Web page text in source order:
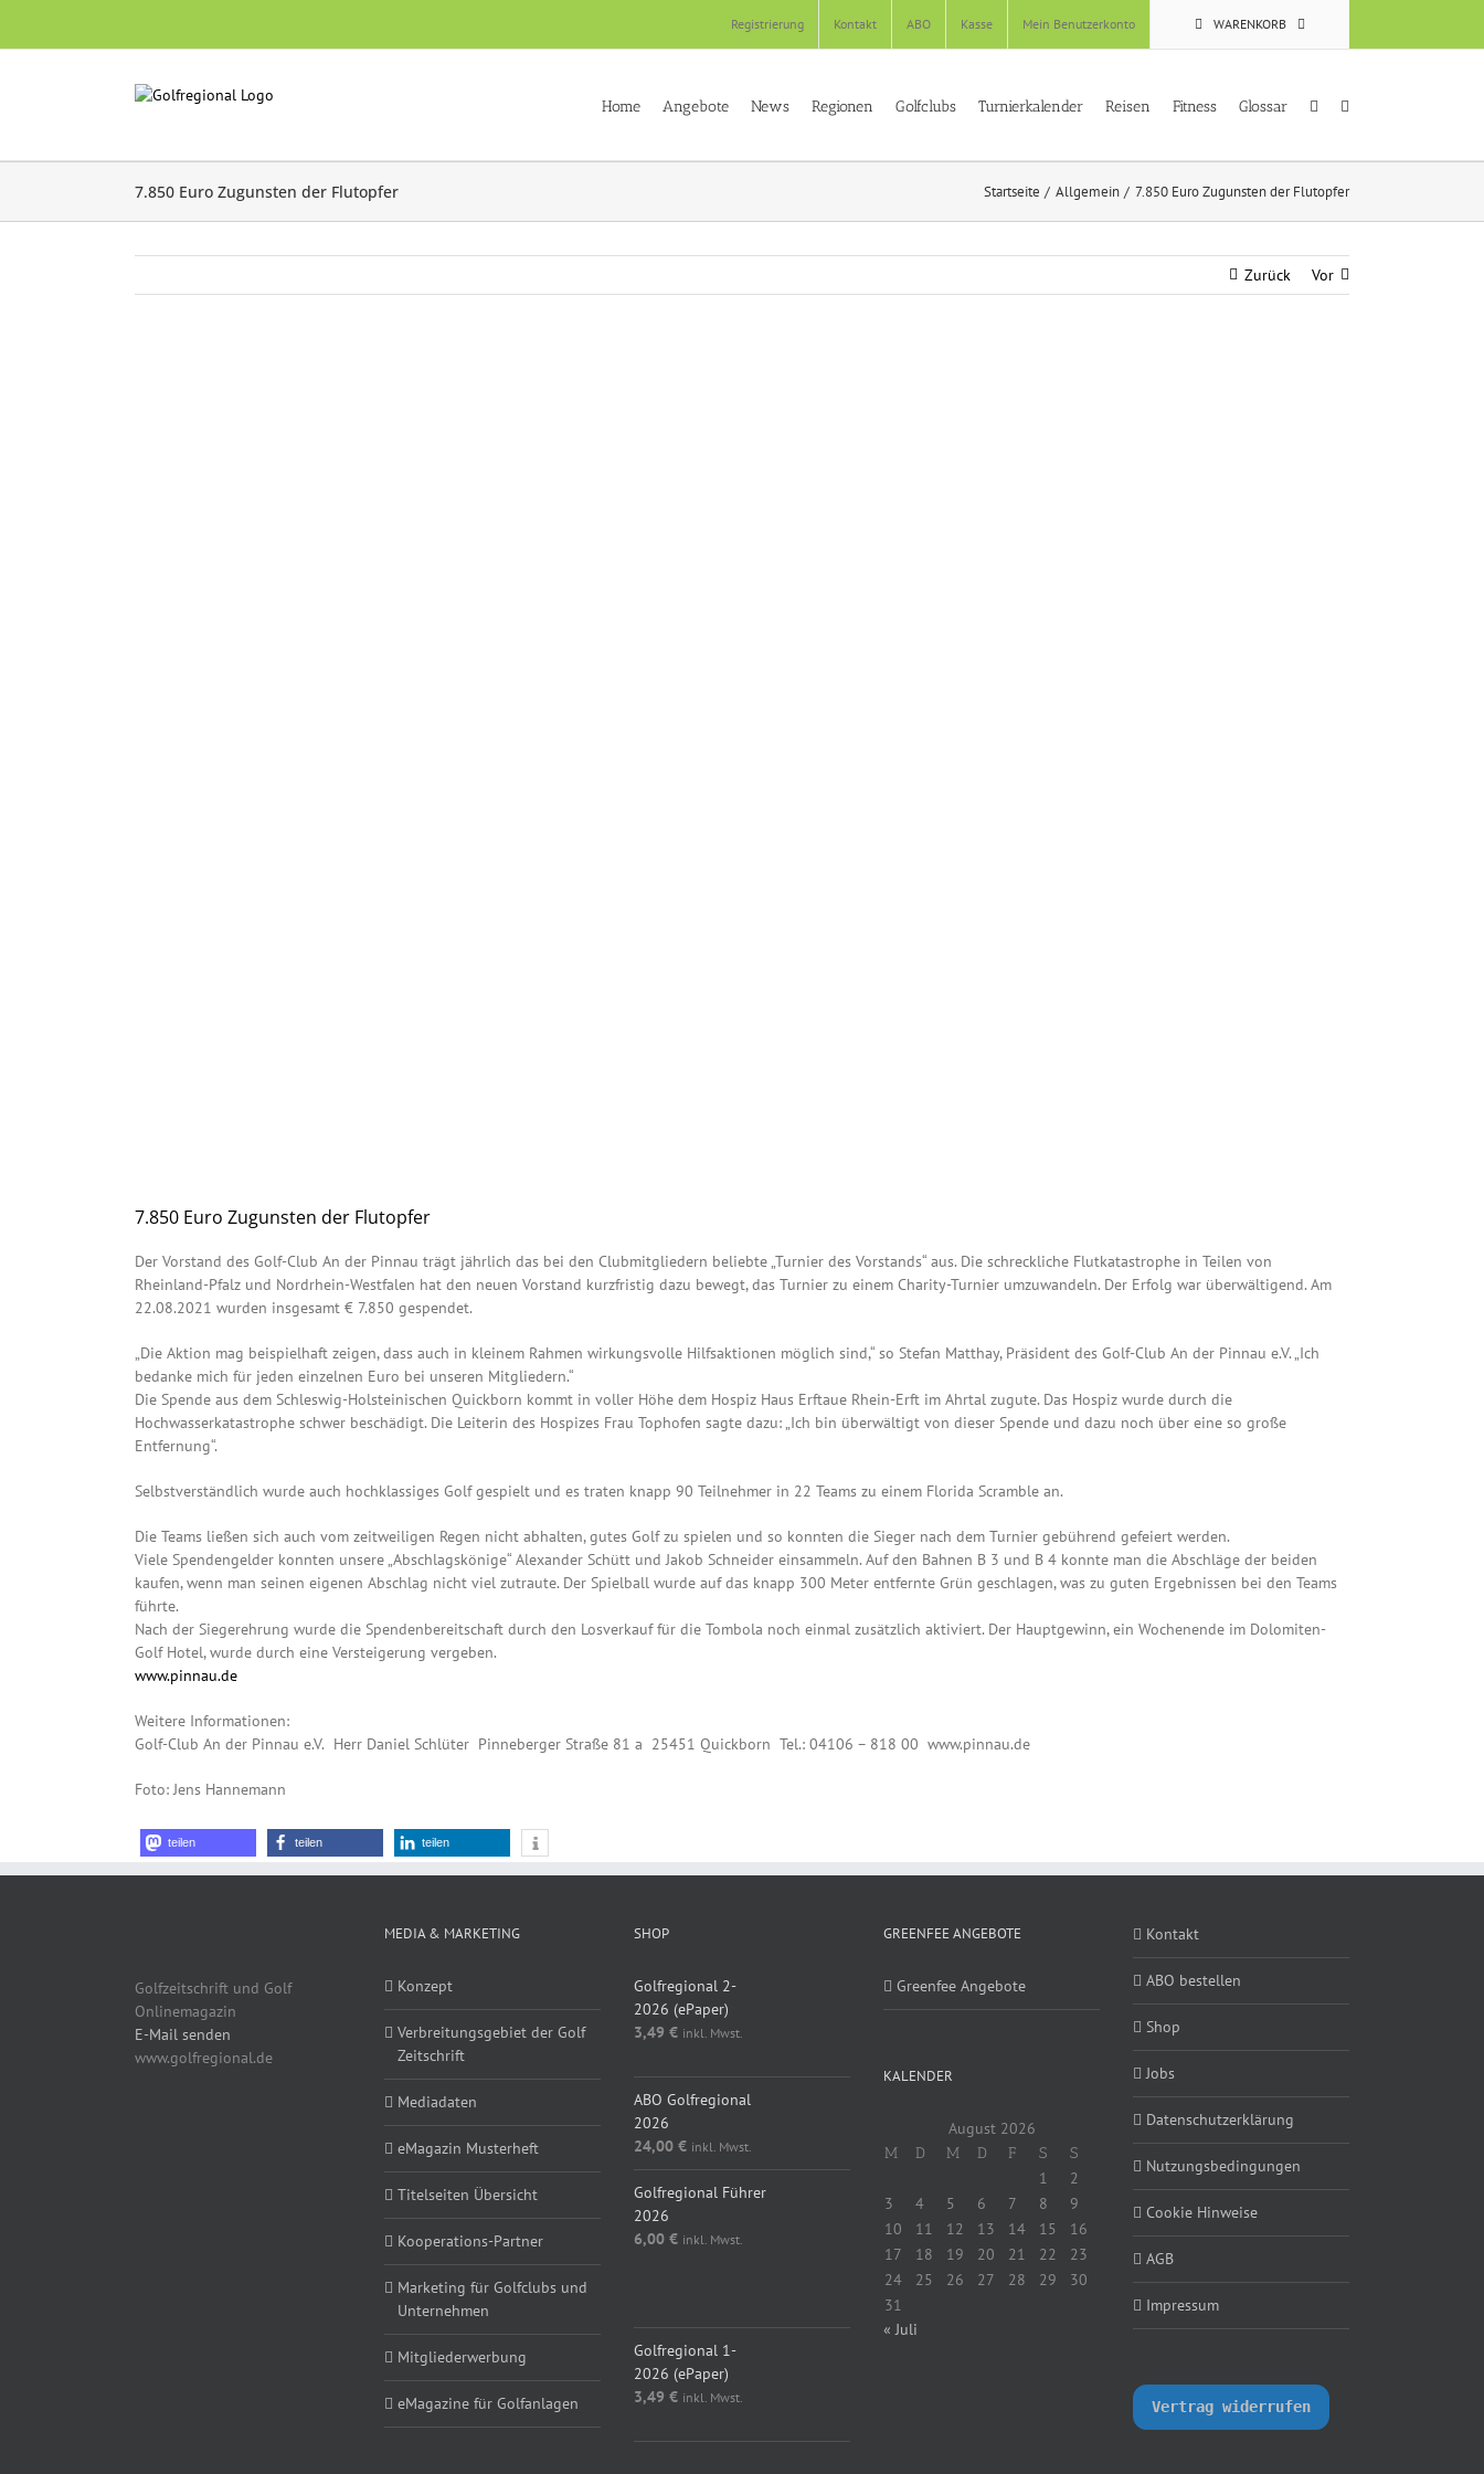
content
Registrierung Kontakt ABO Kasse Mein Benutzerkonto WARENKORB
Home Angebote News Regionen Golfclubs Turnierkalender Reisen Fitness Glossar
7.850 Euro Zugunsten der Flutopfer Startseite Allgemein 7.850 Euro Zugunsten der Flutopfer
Zurück Vor
7.850 Euro Zugunsten der Flutopfer
Der Vorstand des Golf-Club An der Pinnau trägt jährlich das bei den Clubmitgliedern beliebte „Turnier des Vorstands“ aus. Die schreckliche Flutkatastrophe in Teilen von
Rheinland-Pfalz und Nordrhein-Westfalen hat den neuen Vorstand kurzfristig dazu bewegt, das Turnier zu einem Charity-Turnier umzuwandeln. Der Erfolg war überwältigend. Am
22.08.2021 wurden insgesamt € 7.850 gespendet.
„Die Aktion mag beispielhaft zeigen, dass auch in kleinem Rahmen wirkungsvolle Hilfsaktionen möglich sind,“ so Stefan Matthay, Präsident des Golf-Club An der Pinnau e.V. „Ich
bedanke mich für jeden einzelnen Euro bei unseren Mitgliedern.“
Die Spende aus dem Schleswig-Holsteinischen Quickborn kommt in voller Höhe dem Hospiz Haus Erftaue Rhein-Erft im Ahrtal zugute. Das Hospiz wurde durch die
Hochwasserkatastrophe schwer beschädigt. Die Leiterin des Hospizes Frau Tophofen sagte dazu: „Ich bin überwältigt von dieser Spende und dazu noch über eine so große
Entfernung“.
Selbstverständlich wurde auch hochklassiges Golf gespielt und es traten knapp 90 Teilnehmer in 22 Teams zu einem Florida Scramble an.
Die Teams ließen sich auch vom zeitweiligen Regen nicht abhalten, gutes Golf zu spielen und so konnten die Sieger nach dem Turnier gebührend gefeiert werden.
Viele Spendengelder konnten unsere „Abschlagskönige“ Alexander Schütt und Jakob Schneider einsammeln. Auf den Bahnen B 3 und B 4 konnte man die Abschläge der beiden
kaufen, wenn man seinen eigenen Abschlag nicht viel zutraute. Der Spielball wurde auf das knapp 300 Meter entfernte Grün geschlagen, was zu guten Ergebnissen bei den Teams
führte.
Nach der Siegerehrung wurde die Spendenbereitschaft durch den Losverkauf für die Tombola noch einmal zusätzlich aktiviert. Der Hauptgewinn, ein Wochenende im Dolomiten-
Golf Hotel, wurde durch eine Versteigerung vergeben.
www.pinnau.de
Weitere Informationen:
Golf-Club An der Pinnau e.V. Herr Daniel Schlüter Pinneberger Straße 81 a 25451 Quickborn Tel.: 04106 – 818 00 www.pinnau.de
Foto: Jens Hannemann
teilen teilen teilen
Golfzeitschrift und Golf
Onlinemagazin
E-Mail senden
www.golfregional.de
MEDIA & MARKETING
Konzept
Verbreitungsgebiet der Golf
Zeitschrift
Mediadaten
eMagazin Musterheft
Titelseiten Übersicht
Kooperations-Partner
Marketing für Golfclubs und
Unternehmen
Mitgliederwerbung
eMagazine für Golfanlagen
SHOP
Golfregional 2-
2026 (ePaper)
3,49 € inkl. Mwst.
ABO Golfregional
2026
24,00 € inkl. Mwst.
Golfregional Führer
2026
6,00 € inkl. Mwst.
Golfregional 1-
2026 (ePaper)
3,49 € inkl. Mwst.
GREENFEE ANGEBOTE
Greenfee Angebote
KALENDER
August 2026
M D M D F S S
1
2
3
4 5 6 7 8
9
10
11 12 13 14 15
16
17
18 19 20 21 22
23
24
25 26 27 28 29
30
31
« Juli
Kontakt
ABO bestellen
Shop
Jobs
Datenschutzerklärung
Nutzungsbedingungen
Cookie Hinweise
AGB
Impressum
Vertrag widerrufen